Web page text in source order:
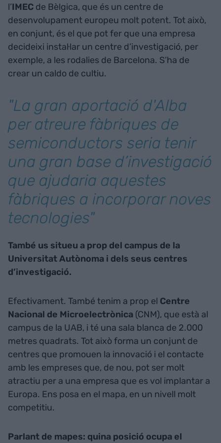
l’IMEC de Bèlgica, que és un centre de
desenvolupament europeu molt potent. Tot això,
en conjunt, és el que pot fer que una empresa
decideixi instal·lar un centre d’investigació, per
exemple, a les rodalies de Barcelona. S’ha de
crear un caldo de cultiu.
"La gran aportació d'Alba
per atreure fàbriques de
semiconductors seria tenir
una gran base d’investigació
que ajudaria aquestes
fàbriques a incorporar noves
tecnologies"
També us situeu a prop del campus de la
Universitat Autònoma i dels seus centres
d’investigació.
Efectivament. També tenim a prop el Centre
Nacional de Microelectrònica (CNM), que està al
campus de la UAB, i té una sala blanca de 2.000
metres quadrats. Tot això forma un conjunt de
centres que promouen la innovació i el contacte
amb les empreses que, de nou, pot ser molt
atractiu per a una empresa que es vol implantar a
Europa. Ens posa en el mapa, en un nivell molt
competitiu.
Parlant de mapes: quina posició ocupa el